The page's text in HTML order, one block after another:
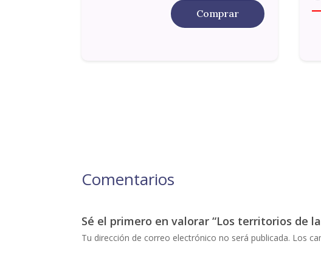
Comprar
Comentarios
Sé el primero en valorar “Los territorios de
Tu dirección de correo electrónico no será publicada. Los